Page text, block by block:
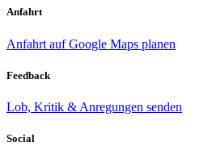
Anfahrt
Anfahrt auf Google Maps planen
Feedback
Lob, Kritik & Anregungen senden
Social